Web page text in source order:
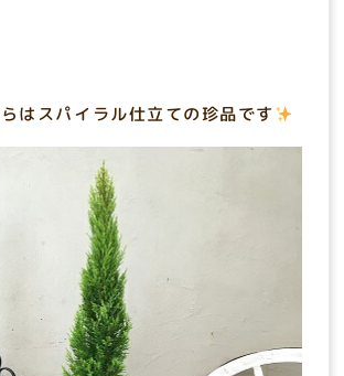
はスパイラル仕立ての珍品です